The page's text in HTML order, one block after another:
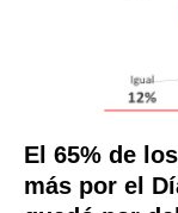
El 65% de
más por el